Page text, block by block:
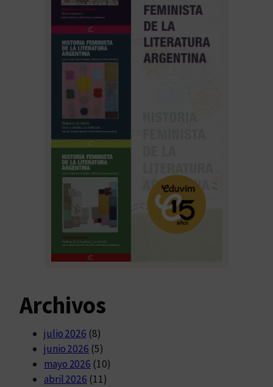
Archivos
julio 2026 (8)
junio 2026 (5)
mayo 2026 (10)
abril 2026 (11)